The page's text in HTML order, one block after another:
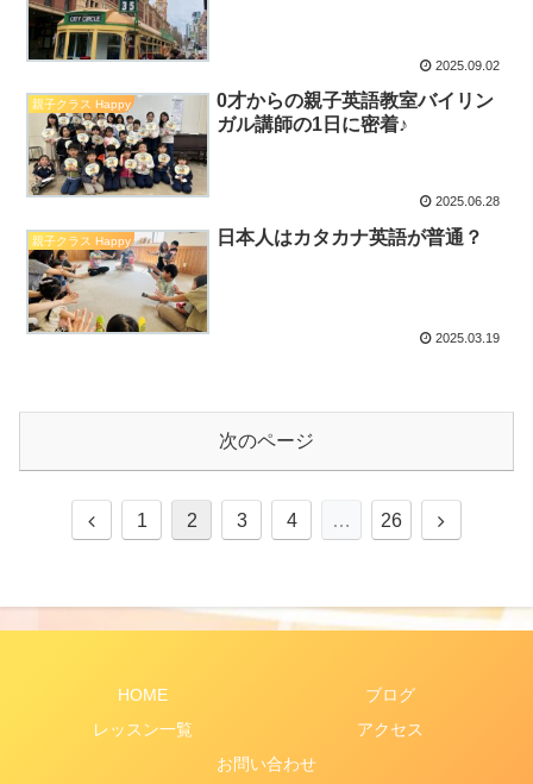
2025.09.02
親子クラス Happy
0才からの親子英語教室バイリン
ガル講師の1日に密着♪
2025.06.28
親子クラス Happy 日本人はカタカナ英語が普通？
2025.03.19
次のページ
前
1 2 3 4 … 26
次
HOME
ブログ
レッスン一覧
アクセス
お問い合わせ